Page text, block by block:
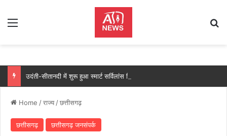
Menu
Home /राज्य /छत्तीसगढ़
छत्तीसगढ़ छत्तीसगढ़ जनसंपर्क